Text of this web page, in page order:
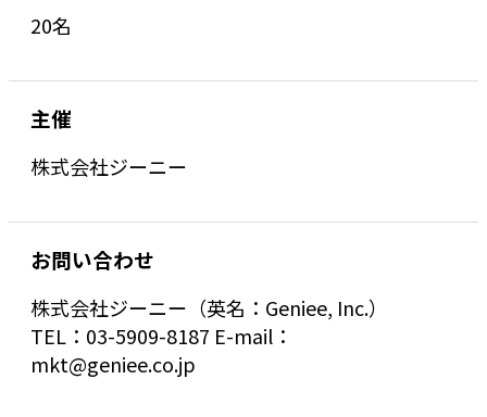
20名
主催
株式会社ジーニー
お問い合わせ
株式会社ジーニー（英名：Geniee, Inc.）
TEL：03-5909-8187 E-mail：
mkt@geniee.co.jp